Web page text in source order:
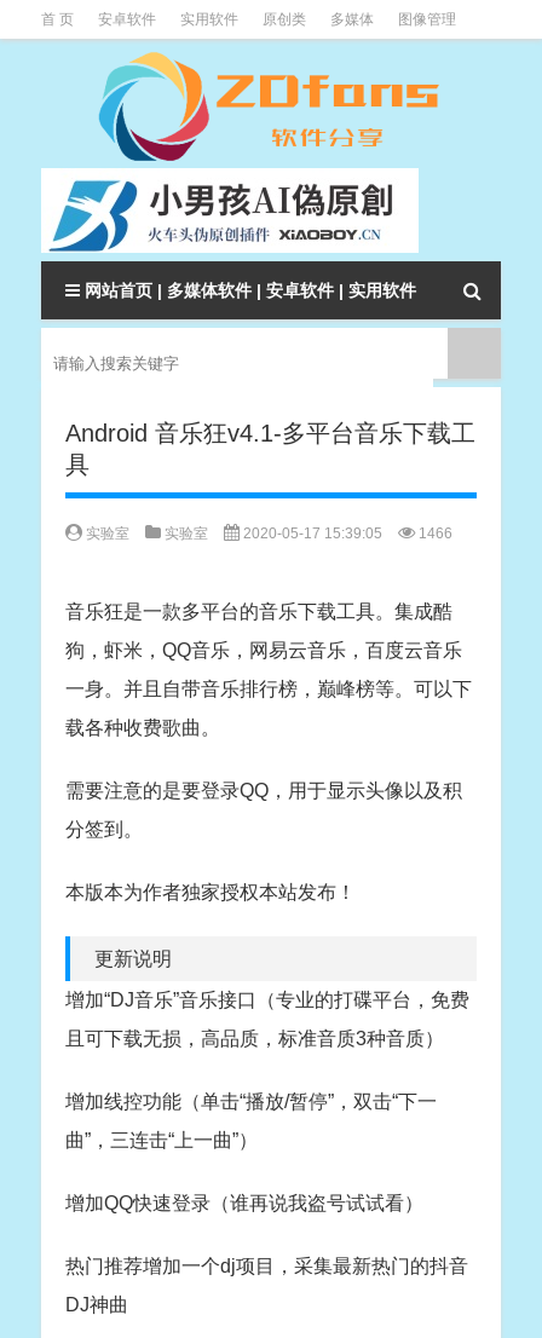
首 页 安卓软件 实用软件 原创类 多媒体 图像管理
下载类
网站首页 | 多媒体软件 | 安卓软件 | 实用软件
Android 音乐狂v4.1-多平台音乐下载工
具
实验室 实验室 2020-05-17 15:39:05 1466
音乐狂是一款多平台的音乐下载工具。集成酷
狗，虾米，QQ音乐，网易云音乐，百度云音乐
一身。并且自带音乐排行榜，巅峰榜等。可以下
载各种收费歌曲。
需要注意的是要登录QQ，用于显示头像以及积
分签到。
本版本为作者独家授权本站发布！
更新说明
增加“DJ音乐”音乐接口（专业的打碟平台，免费
且可下载无损，高品质，标准音质3种音质）
增加线控功能（单击“播放/暂停”，双击“下一
曲”，三连击“上一曲”）
增加QQ快速登录（谁再说我盗号试试看）
热门推荐增加一个dj项目，采集最新热门的抖音
DJ神曲